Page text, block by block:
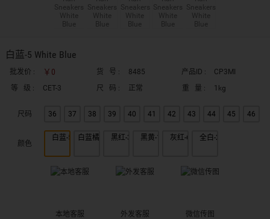
白蓝-5 White Blue
批发价 : ￥0 货 号 : 8485 产品ID :
CP3MI
等 级 :
CET-3 尺 码 : 正常 重 量 : 1kg
尺码 36 37 38 39 40 41 42 43 44 45 46
颜色
本地客服 外发客服 微信传图